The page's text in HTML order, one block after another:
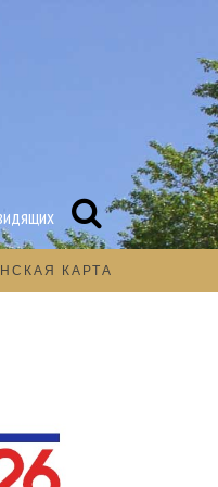
КАРТА